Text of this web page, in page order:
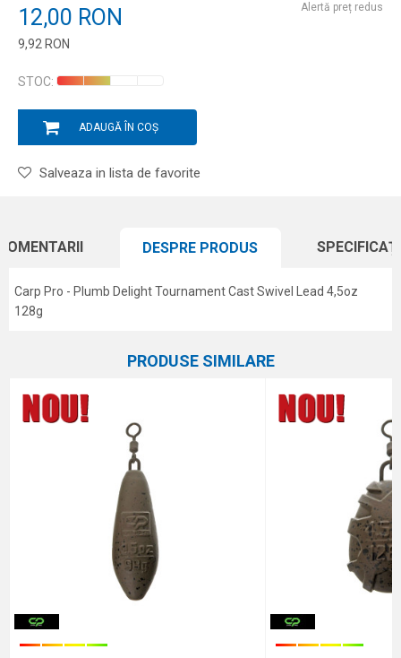
LEAD
3.5OZ/99G
12,00 RON
9,92 RON
Alertă preț redus
STOC:
ADAUGĂ ÎN COȘ
Salveaza in lista de favorite
DESPRE PRODUS
Carp Pro - Plumb Delight Tournament Cast Swivel Lead 4,5oz
128g
Plumbi
Marca Carp Pro
Email
Protectie anti-spam - calculeaza 9 - 4 :
PRODUSE SIMILARE